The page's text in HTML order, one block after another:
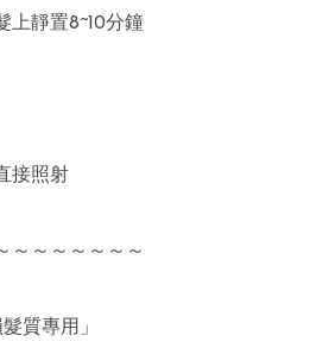
上靜置8~10分鐘
接照射
～～～～～～～
質專用」